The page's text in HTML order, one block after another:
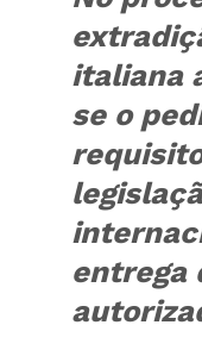
italiana
se o
entrega